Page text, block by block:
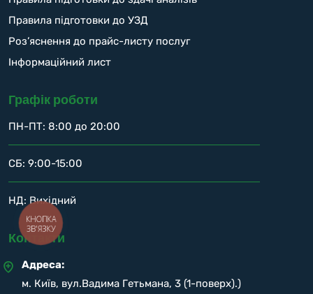
Правила підготовки до УЗД
Роз’яснення до прайс-листу послуг
Інформаційний лист
Графік роботи
ПН-ПТ: 8:00 до 20:00
СБ: 9:00-15:00
НД: Вихідний
Контакти
Адреса:
м. Київ, вул.Вадима Гетьмана, 3 (1-поверх).)
КНОПКА
ЗВ'ЯЗКУ